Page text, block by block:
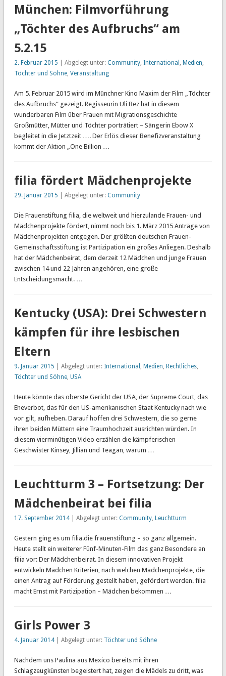
München: Filmvorführung
„Töchter des Aufbruchs“ am
5.2.15
2. Februar 2015 | Abgelegt unter: Community, International , Medien,
Töchter und Söhne, Veranstaltung
Am 5. Februar 2015 wird im Münchner Kino Maxim der Film „Töchter
des Aufbruchs“ gezeigt. Regisseurin Uli Bez hat in diesem
wunderbaren Film über Frauen mit Migrationsgeschichte
Großmütter, Mütter und Töchter porträtiert – Sängerin Ebow X
begleitet in die Jetztzeit …. Der Erlös dieser Benefizveranstaltung
kommt der Aktion „One Billion …
filia fördert Mädchenprojekte
29. Januar 2015 | Abgelegt unter: Community
Die Frauenstiftung filia, die weltweit und hierzulande Frauen- und
Mädchenprojekte fördert, nimmt noch bis 1. März 2015 Anträge von
Mädchenprojekten entgegen. Der größten deutschen Frauen-
Gemeinschaftsstiftung ist Partizipation ein großes Anliegen. Deshalb
hat der Mädchenbeirat, dem derzeit 12 Mädchen und junge Frauen
zwischen 14 und 22 Jahren angehören, eine große
Entscheidungsmacht. …
Kentucky (USA): Drei Schwestern
kämpfen für ihre lesbischen
Eltern
9. Januar 2015 | Abgelegt unter: International , Medien, Rechtliches,
Töchter und Söhne, USA
Heute könnte das oberste Gericht der USA, der Supreme Court, das
Eheverbot, das für den US-amerikanischen Staat Kentucky nach wie
vor gilt, aufheben. Darauf hoffen drei Schwestern, die so gerne
ihren beiden Müttern eine Traumhochzeit ausrichten würden. In
diesem vierminütigen Video erzählen die kämpferischen
Geschwister Kinsey, Jillian und Teagan, warum …
Leuchtturm 3 – Fortsetzung: Der
Mädchenbeirat bei filia
17. September 2014| Abgelegt unter: Community, Leuchtturm
Gestern ging es um filia.die frauenstiftung – so ganz allgemein.
Heute stellt ein weiterer Fünf-Minuten-Film das ganz Besondere an
filia vor: Der Mädchenbeirat. In diesem innovativen Projekt
entwickeln Mädchen Kriterien, nach welchen Mädchenprojekte, die
einen Antrag auf Förderung gestellt haben, gefördert werden. filia
macht Ernst mit Partizipation – Mädchen bekommen …
Girls Power 3
4. Januar 2014| Abgelegt unter: Töchter und Söhne
Nachdem uns Paulina aus Mexico bereits mit ihren
Schlagzeugkünsten begeistert hat, zeigen die Mädels zu dritt, was